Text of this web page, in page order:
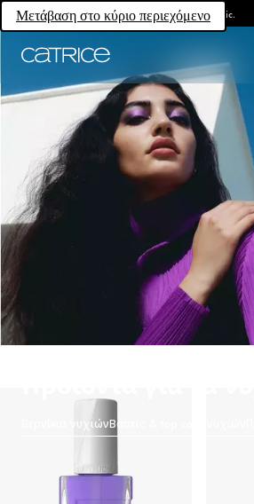
Μετάβαση στο κύριο περιεχόμενο
Own your magic.
Βερνίκια νυχιώνΒάσεις & top coat νυχιών